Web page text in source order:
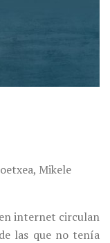
Mikele
internet circulan
las que no tenía